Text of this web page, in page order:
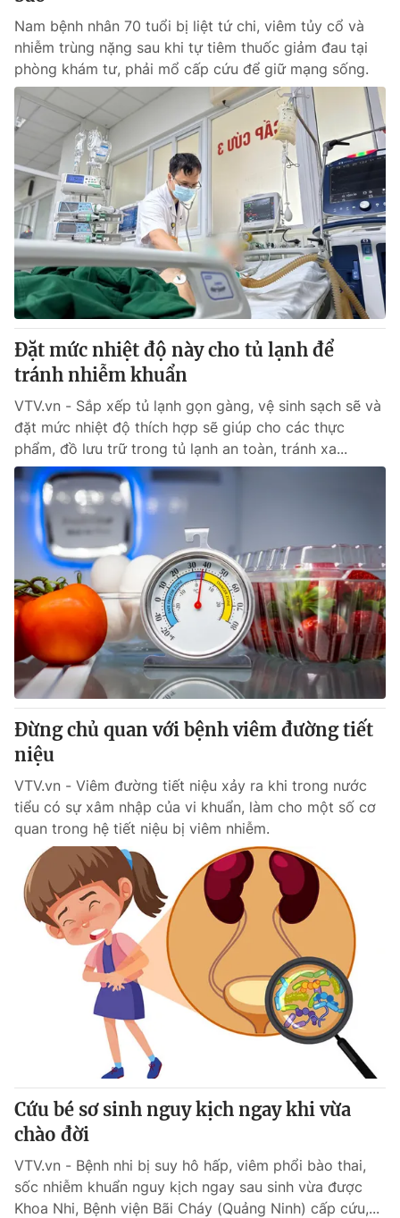
Nam bệnh nhân 70 tuổi bị liệt tứ chi, viêm tủy cổ và
nhiễm trùng nặng sau khi tự tiêm thuốc giảm đau tại
phòng khám tư, phải mổ cấp cứu để giữ mạng sống.
Đặt mức nhiệt độ này cho tủ lạnh để
tránh nhiễm khuẩn
VTV.vn - Sắp xếp tủ lạnh gọn gàng, vệ sinh sạch sẽ và
đặt mức nhiệt độ thích hợp sẽ giúp cho các thực
phẩm, đồ lưu trữ trong tủ lạnh an toàn, tránh xa...
Đừng chủ quan với bệnh viêm đường tiết
niệu
VTV.vn - Viêm đường tiết niệu xảy ra khi trong nước
tiểu có sự xâm nhập của vi khuẩn, làm cho một số cơ
quan trong hệ tiết niệu bị viêm nhiễm.
Cứu bé sơ sinh nguy kịch ngay khi vừa
chào đời
VTV.vn - Bệnh nhi bị suy hô hấp, viêm phổi bào thai,
sốc nhiễm khuẩn nguy kịch ngay sau sinh vừa được
Khoa Nhi, Bệnh viện Bãi Cháy (Quảng Ninh) cấp cứu,...